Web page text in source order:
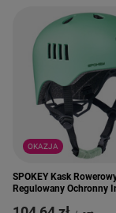
OKAZJA
SPOKEY Kask
Regulowany Ochronny